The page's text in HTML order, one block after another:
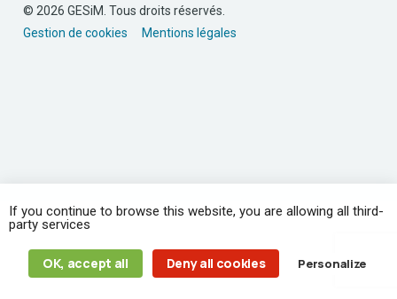
© 2026 GESiM. Tous droits réservés.
Gestion de cookies
Mentions légales
If you continue to browse this website, you are allowing all third-
party services
OK, accept all Deny all cookies Personalize